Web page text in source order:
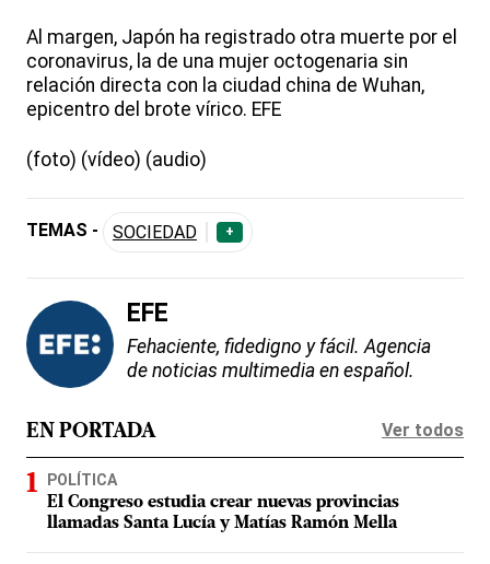
Al margen, Japón ha registrado otra muerte por el
coronavirus, la de una mujer octogenaria sin
relación directa con la ciudad china de Wuhan,
epicentro del brote vírico. EFE
(foto) (vídeo) (audio)
TEMAS - SOCIEDAD +
EFE
Fehaciente, fidedigno y fácil. Agencia
de noticias multimedia en español.
EN PORTADA Ver todos
POLÍTICA
El Congreso estudia crear nuevas provincias
llamadas Santa Lucía y Matías Ramón Mella